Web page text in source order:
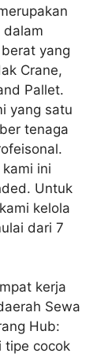
dalam
yang
Crane,
Pallet.
yang satu
tenaga
ini
Untuk
kelola
dari 7
kerja
Sewa
Hub:
tipe cocok